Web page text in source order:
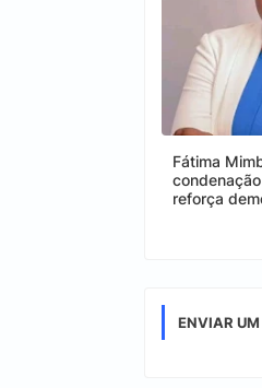
Fátima
reforça
ENVIAR